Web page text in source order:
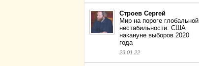
Строев Сергей
Мир на пороге глобальной
нестабильности: США
накануне выборов 2020
года
23.01.22